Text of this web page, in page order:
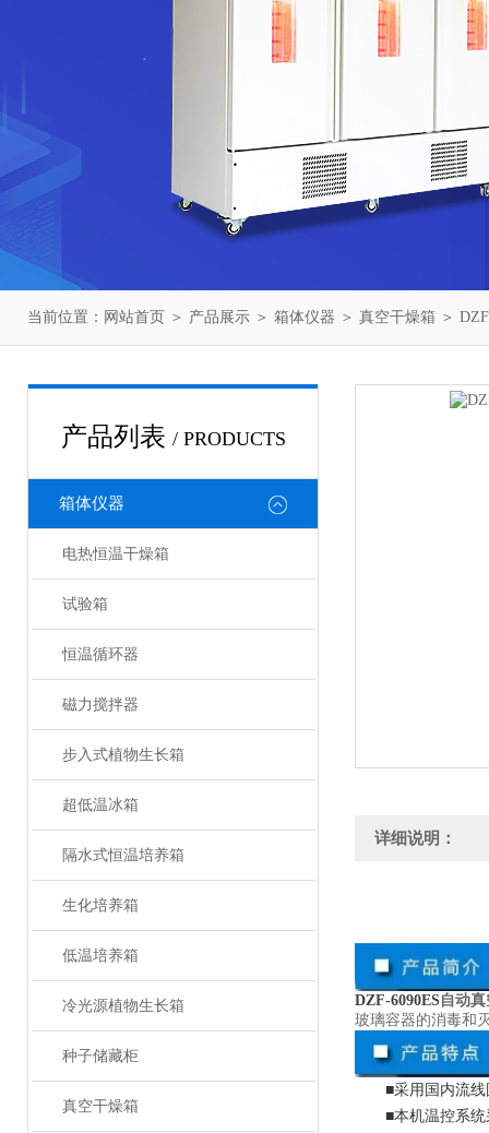
当前位置： 网站首页 ＞ 产品展示 ＞ 箱体仪器 ＞ 真空干燥箱 ＞
产品列表 / PRODUCTS
箱体仪器
电热恒温干燥箱
试验箱
恒温循环器
磁力搅拌器
步入式植物生长箱
超低温冰箱
隔水式恒温培养箱
生化培养箱
低温培养箱
冷光源植物生长箱
种子储藏柜
真空干燥箱
详细说明：
DZF-6090ES自动
玻璃容器的消毒和
■采用国内流
■本机温控系